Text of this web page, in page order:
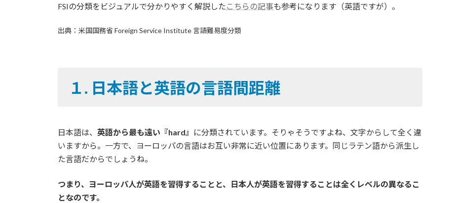
FSIの分類をビジュアルで分かりやすく解説した こちらの記事も参考になります（英語ですが）。
出典：米国国務省 Foreign Service Institute 言語難易度分類
１. 日本語と英語の言語間距離
日本語は、 英語から最も遠い『hard』
に分類されています。そりゃそうですよね、文字からして全く違
いますから。一方で、ヨーロッパの言語はお互い非常に近い位置にあります。同じラテン語から派生し
た言語だからでしょうね。
つまり、ヨーロッパ人が英語を習得することと、日本人が英語を習得することは全くレベルの異なるこ
となのです。